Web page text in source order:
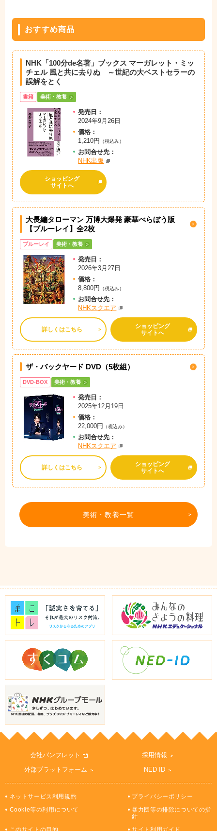
おすすめ商品
NHK「100分de名著」ブックス マーガレット・ミッ
チェル 風と共に去りぬ ～世紀の大ベストセラーの
誤解をとく
書籍 美術・教養
発売日：
2024年9月26日
価格：
1,210円
（税込み）
お問合せ先：
NHK出版
ショッピング
サイトへ
大長編タローマン 万博大爆発 豪華べらぼう版
【ブルーレイ】全2枚
ブルーレイ 美術・教養
発売日：
2026年3月27日
価格：
8,800円
（税込み）
お問合せ先：
NHKスクエア
詳しくはこちら
ショッピング
サイトへ
ザ・バックヤード DVD（5枚組）
DVD-BOX 美術・教養
発売日：
2025年12月19日
価格：
22,000円
（税込み）
お問合せ先：
NHKスクエア
詳しくはこちら
ショッピング
サイトへ
美術・教養一覧
会社パンフレット
採用情報
外部プラットフォーム
NED-ID
ネットサービス利用規約
プライバシーポリシー
Cookie等の利用について
暴力団等の排除についての指
針
このサイトの目的
サイト利用ガイド